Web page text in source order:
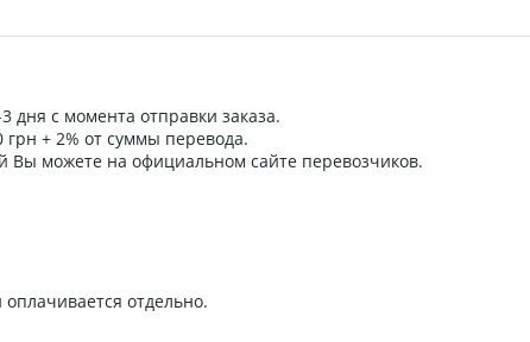
дня с момента отправки заказа.
+ 2% от суммы перевода.
Вы можете на официальном сайте перевозчиков.
отдельно.